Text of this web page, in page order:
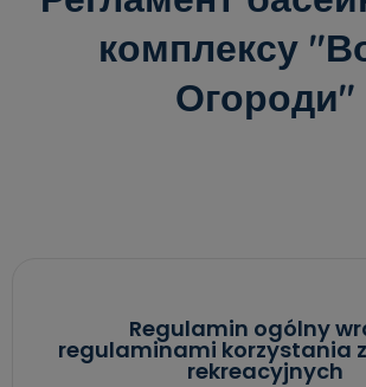
комплексу
Огороди"
Regulamin ogólny
regulaminami korzystania
rekreacyjnych